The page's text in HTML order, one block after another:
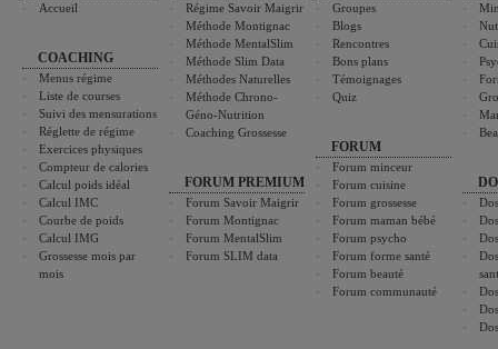
Accueil
COACHING
Menus régime
Liste de courses
Suivi des mensurations
Réglette de régime
Exercices physiques
Compteur de calories
Calcul poids idéal
Calcul IMC
Courbe de poids
Calcul IMG
Grossesse mois par
mois
Régime Savoir Maigrir
Méthode Montignac
Méthode MentalSlim
Méthode Slim Data
Méthodes Naturelles
Méthode Chrono-
Géno-Nutrition
Coaching Grossesse
FORUM PREMIUM
Forum Savoir Maigrir
Forum Montignac
Forum MentalSlim
Forum SLIM data
Groupes
Blogs
Rencontres
Bons plans
Témoignages
Quiz
FORUM
Forum minceur
Forum cuisine
Forum grossesse
Forum maman bébé
Forum psycho
Forum forme santé
Forum beauté
Forum communauté